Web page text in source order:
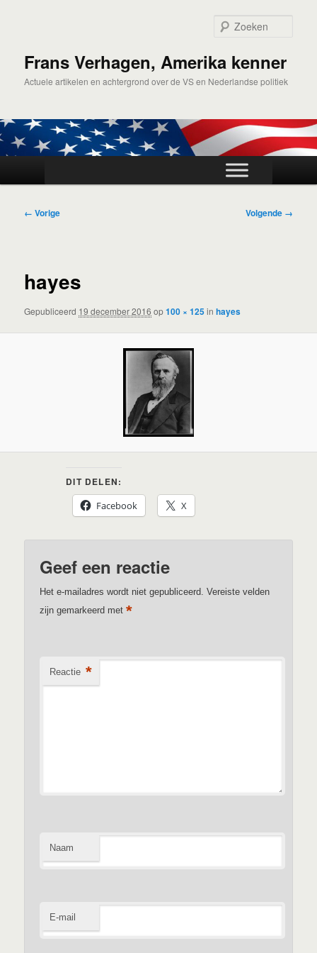
inhoudFrans Verhagen, Amerika kenner
Actuele artikelen en achtergrond over de VS en Nederlandse politiek
Afbeeldingsnavigatie
← Vorige Volgende →
hayes
Gepubliceerd 19 december 2016 op100 × 125inhayes
DIT DELEN:
Facebook
X
Geef een reactie
Het e-mailadres wordt niet gepubliceerd. Vereiste velden
zijn gemarkeerd met*
Reactie *
Naam
E-mail